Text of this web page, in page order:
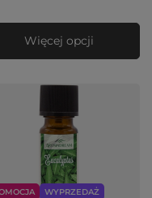
Więcej opcji
WYPRZEDAŻ